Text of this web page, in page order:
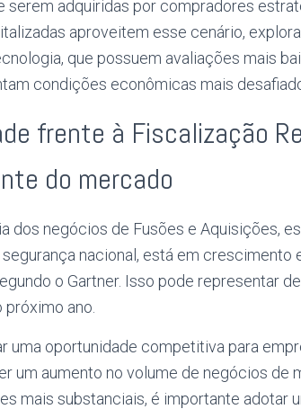
serem adquiridas por compradores
aproveitem esse cenário,
que possuem avaliações mais
condições econômicas mais
frente à Fiscalização
do mercado
dos negócios de Fusões e Aquisições,
nacional, está em crescimento
o Gartner. Isso pode representar
ano.
uma oportunidade competitiva para
um aumento no volume de negócios de
mais substanciais, é importante adotar